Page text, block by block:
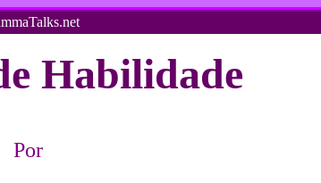
Habilidade
Por